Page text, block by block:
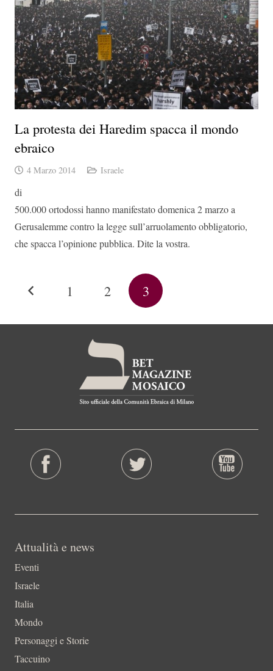
La protesta dei Haredim spacca il mondo
ebraico
4 Marzo 2014 Israele
di
500.000 ortodossi hanno manifestato domenica 2 marzo a
Gerusalemme contro la legge sull’arruolamento obbligatorio,
che spacca l’opinione pubblica. Dite la vostra.
1 2 3
Attualità e news
Eventi
Israele
Italia
Mondo
Personaggi e Storie
Taccuino